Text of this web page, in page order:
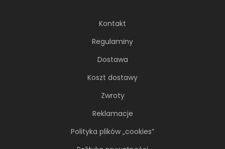
Kontakt
Regulaminy
Dostawa
Koszt dostawy
Zwroty
Reklamacje
Polityka plików „cookies”